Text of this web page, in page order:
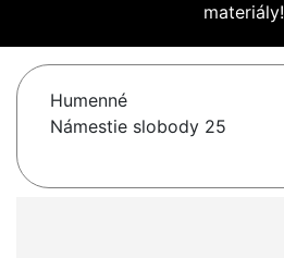
materiály!
Humenné
Námestie slobody 25